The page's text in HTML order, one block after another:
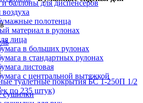
баллоны для диспенсеров
полотенца
материал в рулонах
лица
в больших рулонах
в стандартных рулонах
листовая
с центральной вытяжкой
сушилки